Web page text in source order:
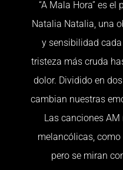
“A Mala Hora” es
Natalia Natalia, una
y sensibilidad
tristeza más cruda
dolor. Dividido en
cambian nuestras
Las canciones
melancólicas,
pero se miran